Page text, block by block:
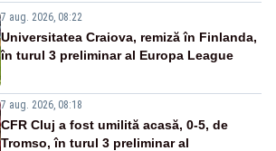
7 aug. 2026, 08:22
Universitatea Craiova, remiză în Finlanda,
în turul 3 preliminar al Europa League
7 aug. 2026, 08:18
CFR Cluj a fost umilită acasă, 0-5, de
Tromso, în turul 3 preliminar al